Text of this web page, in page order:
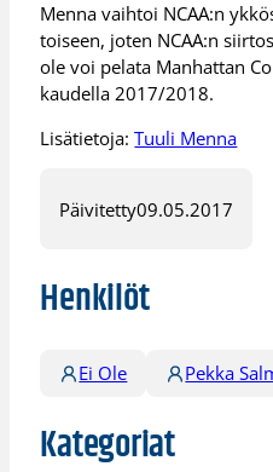
Menna vaihtoi NCAA:n
toiseen, joten NCAA:n
ole voi pelata Manhattan
kaudella 2017/2018.
Lisätietoja:Tuuli Menna
Päivitetty09.05.2017
Henkilöt
Ei Ole Pekka
Kategoriat